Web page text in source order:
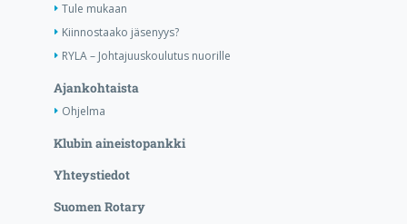
Tule mukaan
Kiinnostaako jäsenyys?
RYLA – Johtajuuskoulutus nuorille
Ajankohtaista
Ohjelma
Klubin aineistopankki
Yhteystiedot
Suomen Rotary